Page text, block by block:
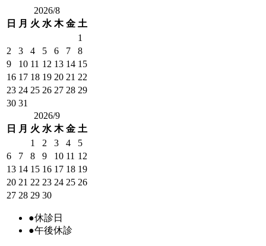
2026/8
日 月 火 水 木 金 土
1
2
3 4 5 6 7
8
9
10 11 12 13 14 15
16 17 18 19 20 21 22
23 24 25 26 27 28 29
30 31
2026/9
日 月 火 水 木 金 土
1
2 3 4
5
6
7 8 9 10 11 12
13 14 15 16 17 18 19
20 21 22 23 24 25 26
27 28 29 30
●休診日
●午後休診